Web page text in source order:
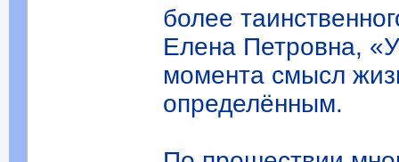
более
Елена Петровна,
момента смысл
определённым.